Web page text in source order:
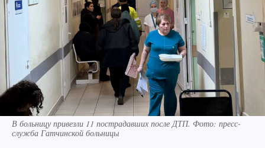
В больницу привезли 11 пострадавших после ДТП. Фото: пресс-
служба Гатчинской больницы